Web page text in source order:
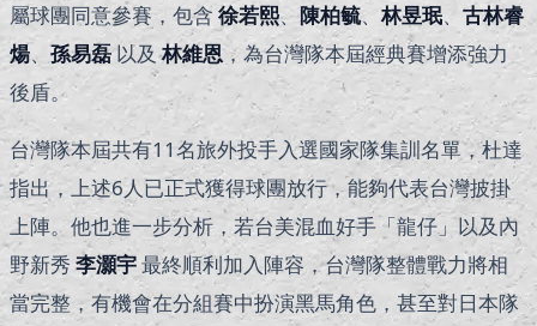
屬球團同意參賽，包含 徐若熙、陳柏毓、林昱珉、 古林睿
煬、 孫易磊以及林維恩，為台灣隊本屆經典賽增添強力
後盾。
台灣隊本屆共有11名旅外投手入選國家隊集訓名單，杜達
指出，上述6人已正式獲得球團放行，能夠代表台灣披掛
上陣。他也進一步分析，若台美混血好手「龍仔」以及內
野新秀 李灝宇最終順利加入陣容，台灣隊整體戰力將相
當完整，有機會在分組賽中扮演黑馬角色，甚至對日本隊